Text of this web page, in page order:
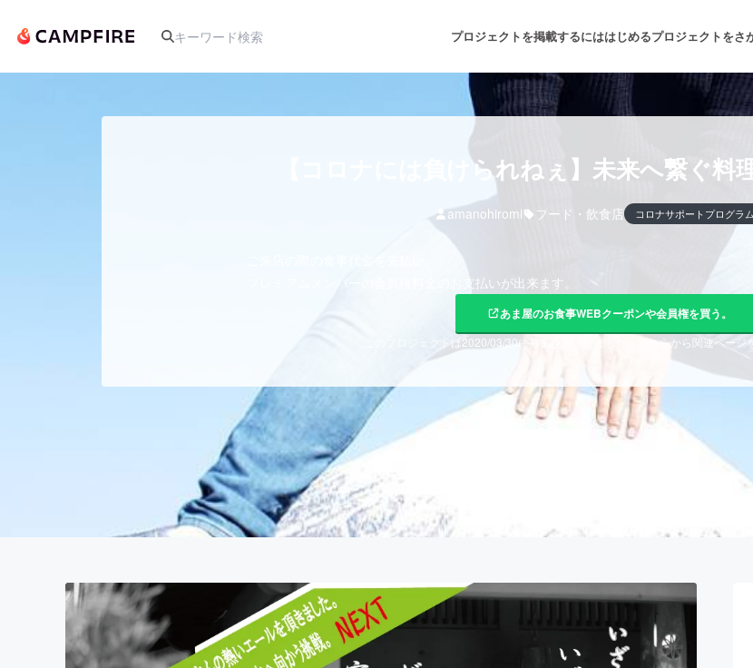
プロジェクトを掲載するにははじめるプロジェクトをさ
注目のリターン 注目の新着プロジェクト 募集終了が近いプロ
音楽 舞台・パフォ
ゲーム・サービス開発 フード・飲食店
書籍・雑誌出版 アニメ・漫画
ビューティー
まちづくり・地域活性化
CAMPFIRE Creation
【コロナには負けられねぇ】未来へ繋ぐ料
amanohiromi フード・飲食店 コロナサポートプログラ
プレミアムメンバーの会員権料金のお支払いが出来ます。
あま屋のお食事WEBクーポンや会員権を買う。
このプロジェクトは2020/03/30に募集を終了しました。こちらから関連ページ